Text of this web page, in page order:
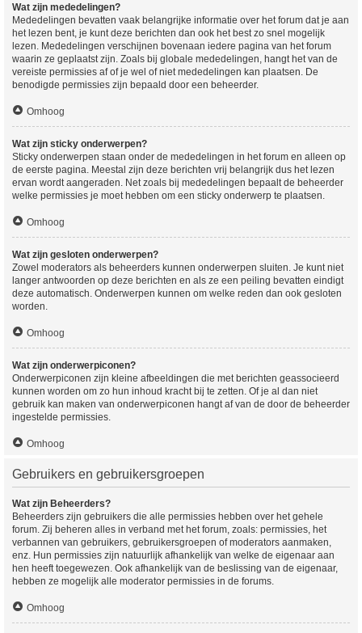
Wat zijn mededelingen?
Mededelingen bevatten vaak belangrijke informatie over het forum dat je aan
het lezen bent, je kunt deze berichten dan ook het best zo snel mogelijk
lezen. Mededelingen verschijnen bovenaan iedere pagina van het forum
waarin ze geplaatst zijn. Zoals bij globale mededelingen, hangt het van de
vereiste permissies af of je wel of niet mededelingen kan plaatsen. De
benodigde permissies zijn bepaald door een beheerder.
Omhoog
Wat zijn sticky onderwerpen?
Sticky onderwerpen staan onder de mededelingen in het forum en alleen op
de eerste pagina. Meestal zijn deze berichten vrij belangrijk dus het lezen
ervan wordt aangeraden. Net zoals bij mededelingen bepaalt de beheerder
welke permissies je moet hebben om een sticky onderwerp te plaatsen.
Omhoog
Wat zijn gesloten onderwerpen?
Zowel moderators als beheerders kunnen onderwerpen sluiten. Je kunt niet
langer antwoorden op deze berichten en als ze een peiling bevatten eindigt
deze automatisch. Onderwerpen kunnen om welke reden dan ook gesloten
worden.
Omhoog
Wat zijn onderwerpiconen?
Onderwerpiconen zijn kleine afbeeldingen die met berichten geassocieerd
kunnen worden om zo hun inhoud kracht bij te zetten. Of je al dan niet
gebruik kan maken van onderwerpiconen hangt af van de door de beheerder
ingestelde permissies.
Omhoog
Gebruikers en gebruikersgroepen
Wat zijn Beheerders?
Beheerders zijn gebruikers die alle permissies hebben over het gehele
forum. Zij beheren alles in verband met het forum, zoals: permissies, het
verbannen van gebruikers, gebruikersgroepen of moderators aanmaken,
enz. Hun permissies zijn natuurlijk afhankelijk van welke de eigenaar aan
hen heeft toegewezen. Ook afhankelijk van de beslissing van de eigenaar,
hebben ze mogelijk alle moderator permissies in de forums.
Omhoog